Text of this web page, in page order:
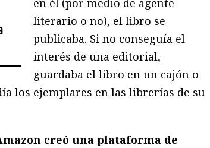
en él (por medio de agente
literario o no), el libro se
publicaba. Si no conseguía el
interés de una editorial,
guardaba el libro en un cajón o
los ejemplares en las librerías de su
creó una plataforma de